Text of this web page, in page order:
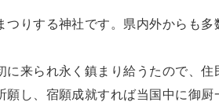
りする神社です。県内外からも多
来られ永く鎮まり給うたので、
し、宿願成就すれば当国中に御